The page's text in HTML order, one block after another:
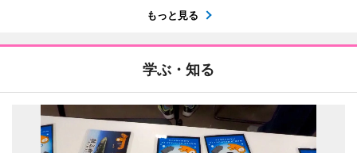
もっと見る
学ぶ・知る